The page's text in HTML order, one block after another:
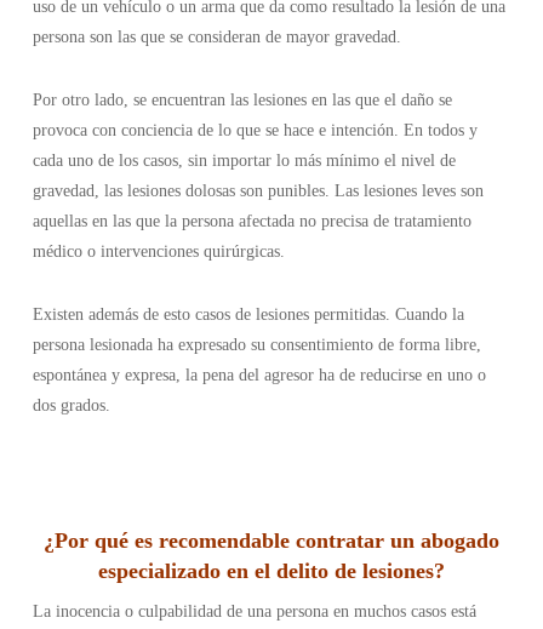
uso de un vehículo o un arma que da como resultado la lesión de una
persona son las que se consideran de mayor gravedad.
Por otro lado, se encuentran las lesiones en las que el daño se
provoca con conciencia de lo que se hace e intención. En todos y
cada uno de los casos, sin importar lo más mínimo el nivel de
gravedad, las lesiones dolosas son punibles. Las lesiones leves son
aquellas en las que la persona afectada no precisa de tratamiento
médico o intervenciones quirúrgicas.
Existen además de esto casos de lesiones permitidas. Cuando la
persona lesionada ha expresado su consentimiento de forma libre,
espontánea y expresa, la pena del agresor ha de reducirse en uno o
dos grados.
¿Por qué es recomendable contratar un abogado
especializado en el delito de lesiones?
La inocencia o culpabilidad de una persona en muchos casos está